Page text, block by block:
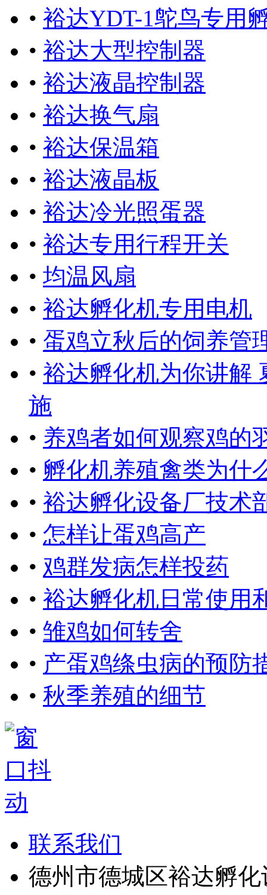
• 裕达YDT-1鸵鸟专用
• 裕达大型控制器
• 裕达液晶控制器
• 裕达换气扇
• 裕达保温箱
• 裕达液晶板
• 裕达冷光照蛋器
• 裕达专用行程开关
• 均温风扇
• 裕达孵化机专用电机
• 蛋鸡立秋后的饲养管
• 裕达孵化机为你讲解
施
• 养鸡者如何观察鸡的
• 孵化机养殖禽类为什
• 裕达孵化设备厂技术
• 怎样让蛋鸡高产
• 鸡群发病怎样投药
• 裕达孵化机日常使用
• 雏鸡如何转舍
• 产蛋鸡绦虫病的预防
• 秋季养殖的细节
联系我们
德州市德城区裕达孵